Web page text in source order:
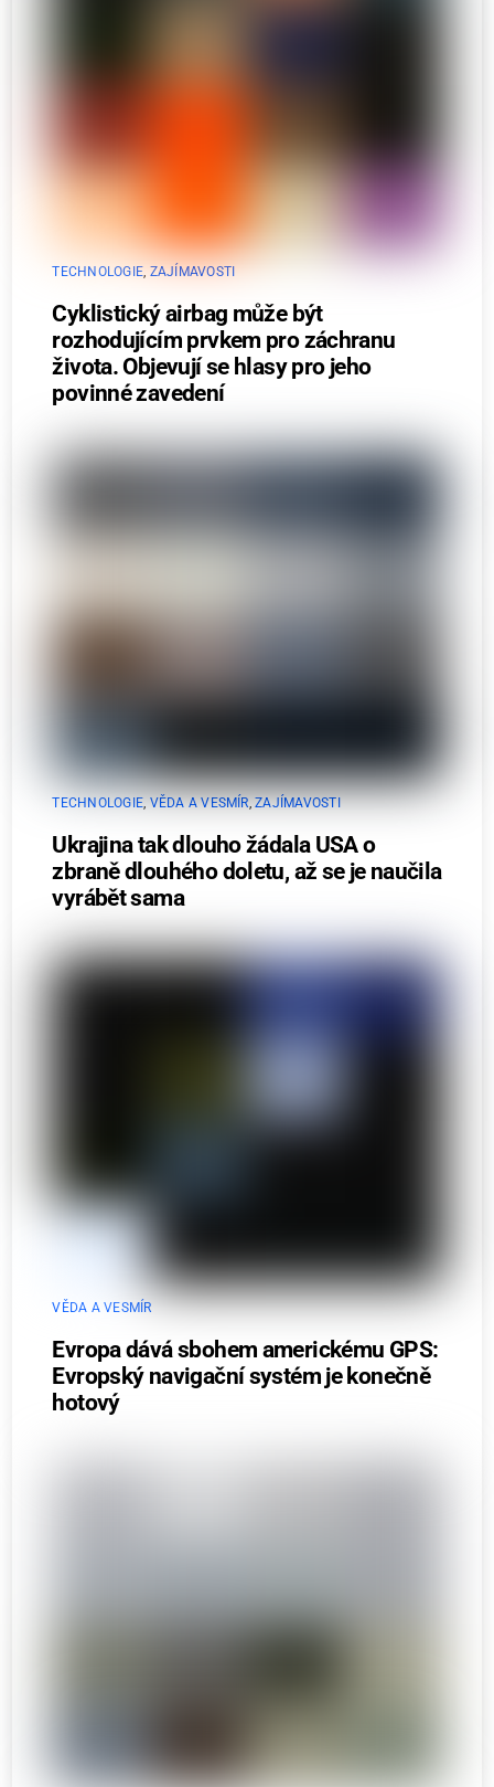
TECHNOLOGIE, ZAJÍMAVOSTI
Cyklistický airbag může být
rozhodujícím prvkem pro záchranu
života. Objevují se hlasy pro jeho
povinné zavedení
TECHNOLOGIE, VĚDA A VESMÍR,ZAJÍMAVOSTI
Ukrajina tak dlouho žádala USA o
zbraně dlouhého doletu, až se je naučila
vyrábět sama
VĚDA A VESMÍR
Evropa dává sbohem americkému GPS:
Evropský navigační systém je konečně
hotový